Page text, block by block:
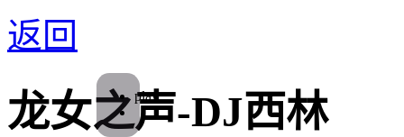
返回
龙女之声-DJ西林
play